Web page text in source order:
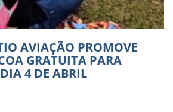
AVIAÇÃO PROMOVE
GRATUITA PARA
4 DE ABRIL